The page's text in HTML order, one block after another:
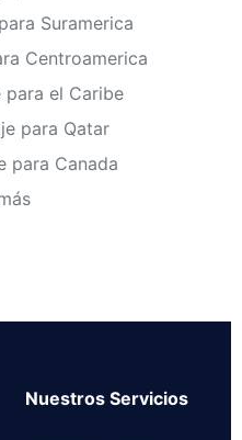
Suramerica
Centroamerica
para el Caribe
para Qatar
para Canada
Nuestros Servicios